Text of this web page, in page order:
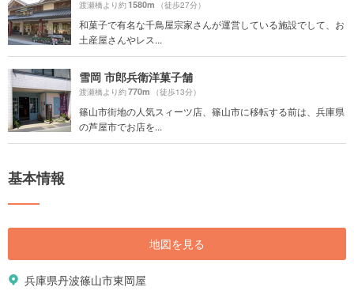
渡瀬橋より約1580m （徒歩27分）
和菓子で有名な千鳥屋宗家さんが運営している施設でして、お
土産屋さんやレス...
雪岡 市郎兵衛洋菓子舗
渡瀬橋より約770m （徒歩13分）
篠山市街地の人気スィーツ店、篠山市に移転する前は、兵庫県
の芦屋市でお店を...
基本情報
地図を見る
兵庫県丹波篠山市東岡屋